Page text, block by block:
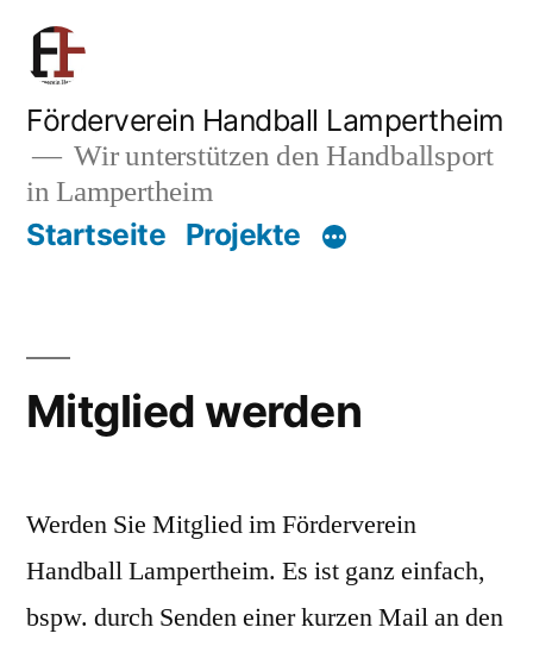
Zum
Inhalt
springen
Förderverein Handball Lampertheim
Wir unterstützen den Handballsport
in Lampertheim
Startseite Projekte
Mitglied werden
Werden Sie Mitglied im Förderverein
Handball Lampertheim. Es ist ganz einfach,
bspw. durch Senden einer kurzen Mail an den